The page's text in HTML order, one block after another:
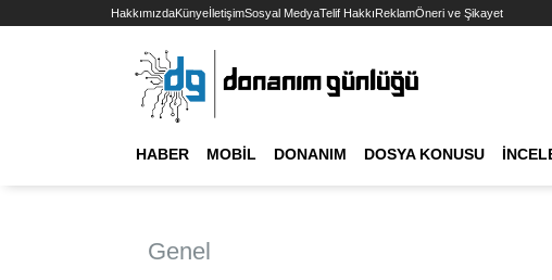
HakkımızdaKünyeİletişimSosyal MedyaTelif HakkıReklamÖneri ve Şikayet
HABER MOBIL DONANIM DOSYA KONUSU
Genel